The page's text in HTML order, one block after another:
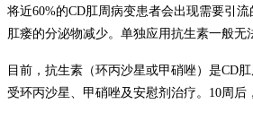
将近60%的CD肛周病变患者会出现需要引
肛瘘的分泌物减少。单独应用抗生素一般无
目前，抗生素（环丙沙星或甲硝唑）是CD
受环丙沙星、甲硝唑及安慰剂治疗。 10周后